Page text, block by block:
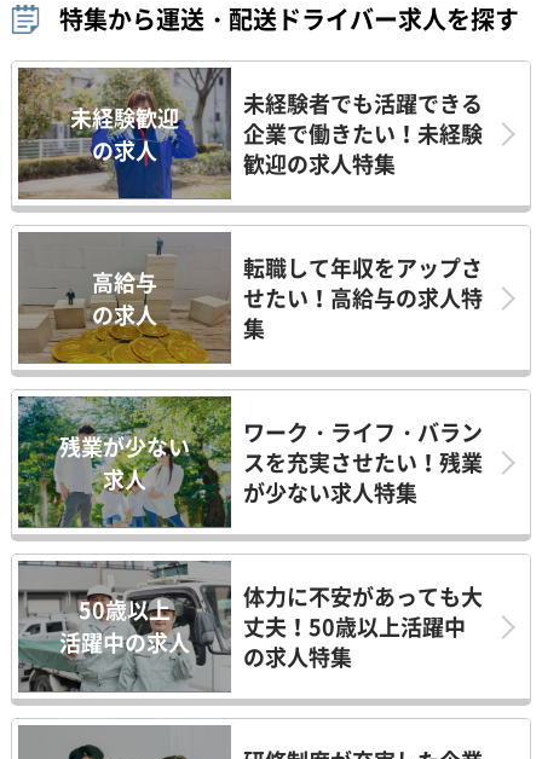
特集から運送・配送ドライバー求人を探す
未経験歓迎
の求人
未経験者でも活躍できる
企業で働きたい！未経験
歓迎の求人特集
高給与
の求人
転職して年収をアップさ
せたい！高給与の求人特
集
残業が少ない
求人
ワーク・ライフ・バラン
スを充実させたい！残業
が少ない求人特集
50歳以上
活躍中の求人
体力に不安があっても大
丈夫！50歳以上活躍中
の求人特集